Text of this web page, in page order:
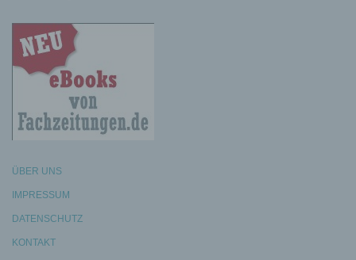
ÜBER UNS
IMPRESSUM
DATENSCHUTZ
KONTAKT